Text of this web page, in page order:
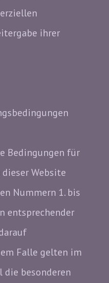
ihrer
Bedingungen für
Website
Nummern 1. bis
entsprechender
Falle gelten im
besonderen